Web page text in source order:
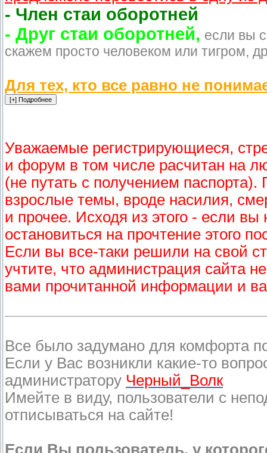
- Член стаи оборотней
- Друг стаи оборотней, если вы
скажем просто человеком или тигром,
Для тех, кто все равно не
Уважаемые регистрирующиеся,
и форум в том числе расчитан на
(не путать с получением
взрослые темы, вроде насилия,
и прочее. Исходя из этого - если
остановиться на прочтение этого
Если вы все-таки решили на свой
учтите, что администрация сайта
вами прочитанной информации и
Все было задумано для комфорта
Если у Вас возникли какие-то
администратору Черный_Волк
Имейте в виду, пользователи с
отписываться на сайте!
Если Вы пользователь, у